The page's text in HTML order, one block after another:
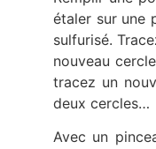
étaler sur une
sulfurisé.
nouveau
tracez un
deux cercles…
Avec un